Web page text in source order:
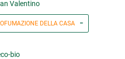
Valentino
DELLA CASA
bio